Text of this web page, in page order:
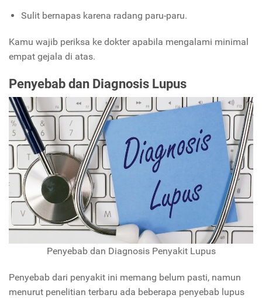
Sulit bernapas karena radang paru-paru.
Kamu wajib periksa ke dokter apabila mengalami minimal
empat gejala di atas.
Penyebab dan Diagnosis Lupus
Penyebab dan Diagnosis Penyakit Lupus
Penyebab dari penyakit ini memang belum pasti, namun
menurut penelitian terbaru ada beberapa penyebab lupus